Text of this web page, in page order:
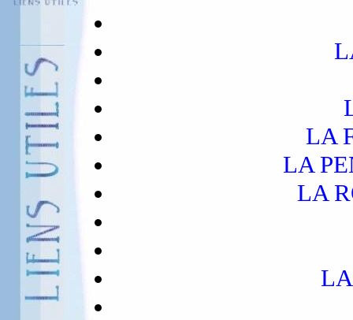
LA
LA
LA